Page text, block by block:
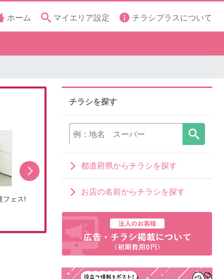
ホーム マイエリア設定 チラシプラスについて
フェス! 冷蔵庫キャンペーン
チラシを探す
都道府県からチラシを探す
お店の名前からチラシを探す